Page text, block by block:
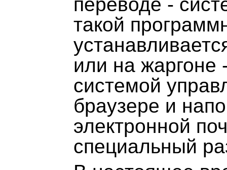
такой
или на жаргоне
системой
браузере и
электронной
специальный